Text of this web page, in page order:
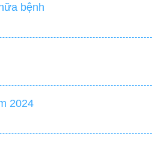
bệnh
2024